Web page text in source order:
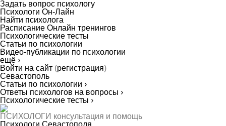
Задать вопрос психологу
Психологи Он-Лайн
Найти психолога
Расписание Онлайн тренингов
Психологические тесты
Статьи по психологии
Видео-публикации по психологии
ещё ›
Войти на сайт (регистрация)
Севастополь
Статьи по психологии ›
Ответы психологов на вопросы ›
Психологические тесты ›
ПСИХОЛОГИ консультация и помощь
Психологи Севастополя